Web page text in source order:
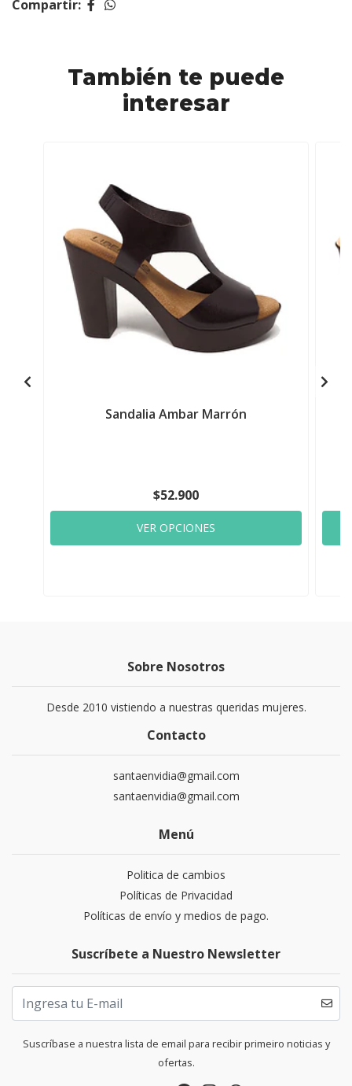
Compartir:
También te puede
interesar
Sandalia Ambar Marrón
$52.900
VER OPCIONES
Sobre Nosotros
Desde 2010 vistiendo a nuestras queridas mujeres.
Contacto
santaenvidia@gmail.com
santaenvidia@gmail.com
Menú
Politica de cambios
Políticas de Privacidad
Políticas de envío y medios de pago.
Suscríbete a Nuestro Newsletter
Suscríbase a nuestra lista de email para recibir primeiro noticias y
ofertas.